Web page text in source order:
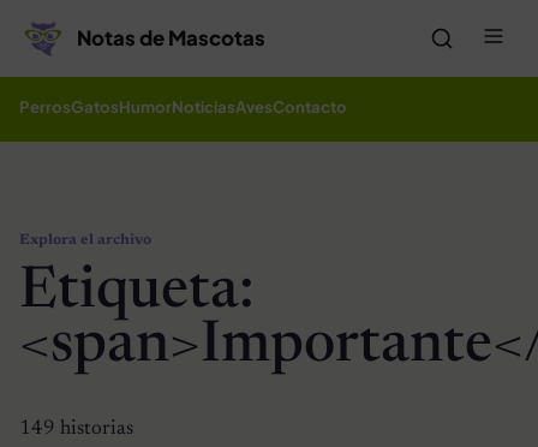
Notas de Mascotas
PerrosGatosHumorNoticiasAvesContacto
Explora el archivo
Etiqueta:
149 historias